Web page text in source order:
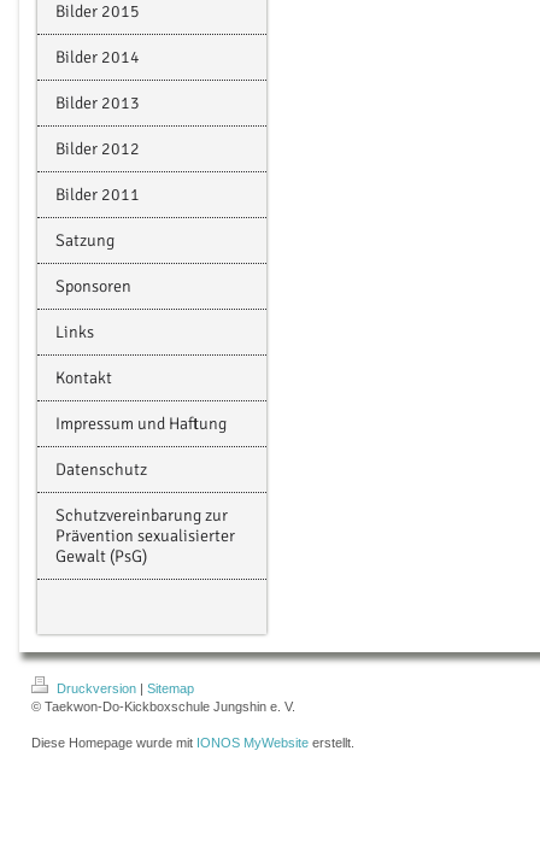
Bilder 2015
Bilder 2014
Bilder 2013
Bilder 2012
Bilder 2011
Satzung
Sponsoren
Links
Kontakt
Impressum und Haftung
Datenschutz
Schutzvereinbarung zur
Prävention sexualisierter
Gewalt (PsG)
Druckversion | Sitemap
© Taekwon-Do-Kickboxschule Jungshin e. V.
Diese Homepage wurde mit IONOS MyWebsite erstellt.